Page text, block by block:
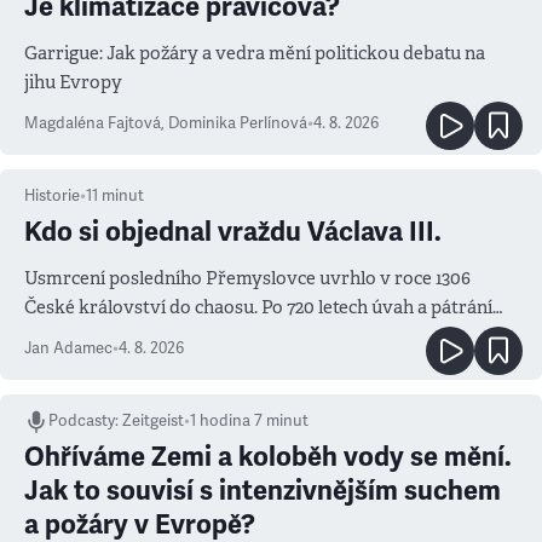
Je klimatizace pravicová?
Garrigue: Jak požáry a vedra mění politickou debatu na
jihu Evropy
Magdaléna Fajtová, Dominika Perlínová•4. 8. 2026
Historie•11 minut
Kdo si objednal vraždu Václava III.
Usmrcení posledního Přemyslovce uvrhlo v roce 1306
České království do chaosu. Po 720 letech úvah a pátrání
známe jména podezřelých
Jan Adamec•4. 8. 2026
Podcasty:Zeitgeist•1 hodina 7 minut
Ohříváme Zemi a koloběh vody se mění.
Jak to souvisí s intenzivnějším suchem
a požáry v Evropě?